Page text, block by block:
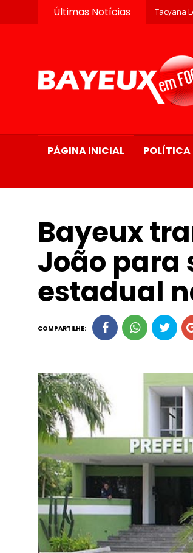
Últimas Notícias Tacyana
PÁGINA INICIAL POLÍTICA
Bayeux
João para
estadual
COMPARTILHE: